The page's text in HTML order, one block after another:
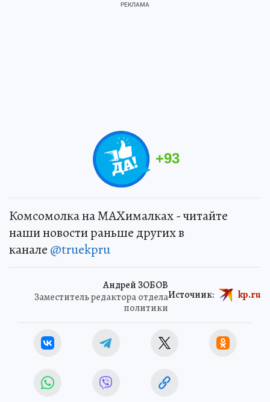
+93
Комсомолка на MAXималках - читайте
наши новости раньше других в
канале @truekpru
Андрей ЗОБОВ
Заместитель редактора отдела
политики
Источник: kp.ru